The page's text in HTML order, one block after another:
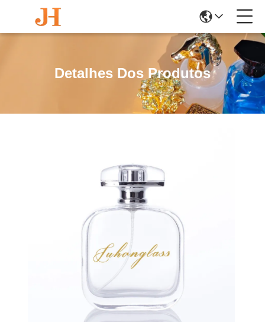
Detalhes Dos Produtos